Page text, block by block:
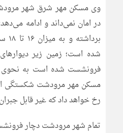
وی مسکن مهر شرق شهر
در امان نمی‌داند و ادامه
شده است؛ زمین زیر
فرونشست شده است به نحوی
مسکن مهر مرودشت شکستگی
رخ خواهد داد که غیر قابل
تمام شهر مرودشت دچار